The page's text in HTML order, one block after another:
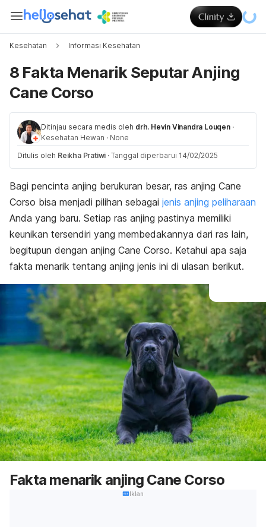
Kesehatan Informasi Kesehatan
8 Fakta Menarik Seputar Anjing
Cane Corso
Ditinjau secara medis oleh drh. Hevin Vinandra Louqen ·
Kesehatan Hewan · None
Ditulis oleh Reikha Pratiwi · Tanggal diperbarui 14/02/2025
Bagi pencinta anjing berukuran besar, ras anjing Cane
Corso bisa menjadi pilihan sebagai jenis anjing peliharaan
Anda yang baru. Setiap ras anjing pastinya memiliki
keunikan tersendiri yang membedakannya dari ras lain,
begitupun dengan anjing Cane Corso. Ketahui apa saja
fakta menarik tentang anjing jenis ini di ulasan berikut.
Fakta menarik anjing Cane Corso
Iklan